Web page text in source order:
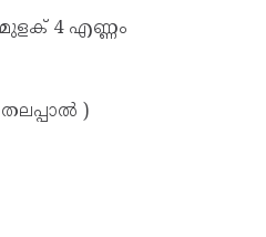
4 എണ്ണം
)